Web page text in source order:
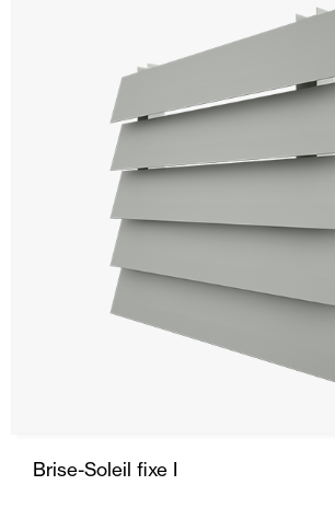
Brise-Soleil fixe I